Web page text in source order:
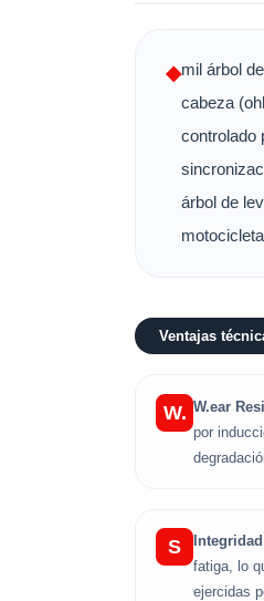
◆mil árbol
cabeza
controlado
árbol de
Ventajas
W. W.ear
por
S
fatiga, lo
ejercidas